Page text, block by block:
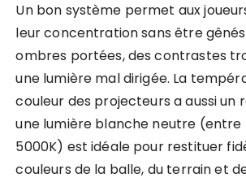
Un bon système permet aux
leur concentration sans être
ombres portées, des contrastes
une lumière mal dirigée. La
couleur des projecteurs a aussi un
une lumière blanche neutre (entre
5000K) est idéale pour restituer
couleurs de la balle, du terrain et